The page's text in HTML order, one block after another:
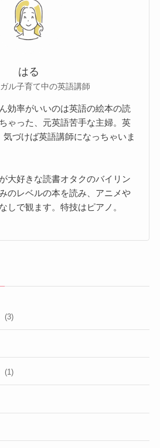
はる
ル子育て中の英語講師
効率がいいのは英語の絵本の読
ゃった、元英語苦手な主婦。英
づけば英語講師になっちゃいま
大好きな読書オタクのバイリン
のレベルの本を読み、アニメや
しで観ます。特技はピアノ。
(3)
(1)